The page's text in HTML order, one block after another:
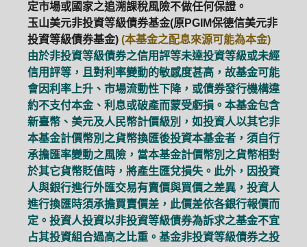
定市場或國家之追溯課稅風險不做任何保證。
玉山美元非投資等級債券基金(原PGIM保德信美元非
投資等級債券基金) (本基金之配息來源可能為本金)
由於非投資等級債券之信用評等未達投資等級或未經
信用評等，且對利率變動的敏感度甚高，故基金可能
會因利率上升、市場流動性下降，或債券發行機構違
約不支付本金、利息或破產而蒙受虧損。本基金包含
新臺幣、美元及人民幣計價級別，如投資人以其它非
本基金計價幣別之貨幣換匯後投資本基金者，須自行
承擔匯率變動之風險，當本基金計價幣別之貨幣相對
於其它貨幣貶值時，將產生匯兌損失。此外，因投資
人與銀行進行外匯交易有賣價與買價之差異，投資人
進行換匯時須承擔買賣價差，此價差依各銀行報價而
定。投資人投資以非投資等級債券為訴求之基金不宜
占其投資組合過高之比重。基金非投資等級債券之投